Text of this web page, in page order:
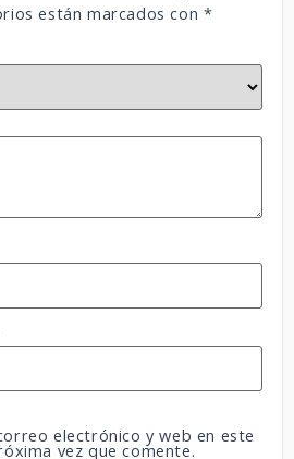
están marcados con *
electrónico y web en este
vez que comente.